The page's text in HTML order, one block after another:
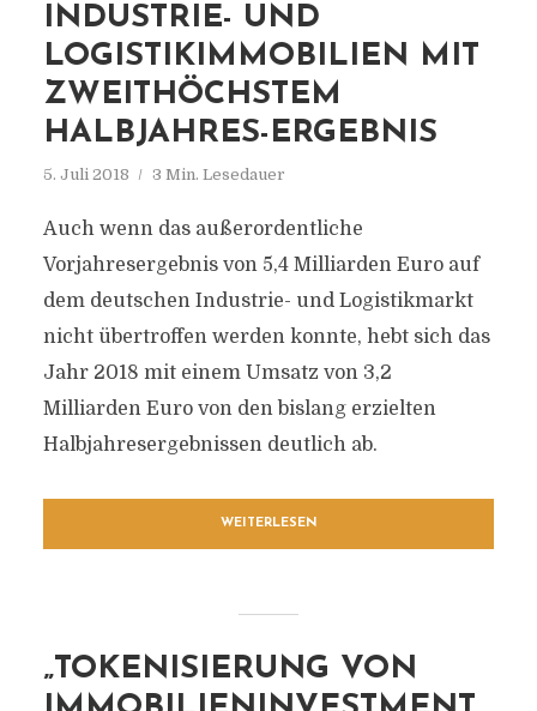
INDUSTRIE- UND
LOGISTIKIMMOBILIEN MIT
ZWEITHÖCHSTEM
HALBJAHRES-ERGEBNIS
5. Juli 2018 3 Min. Lesedauer
Auch wenn das außerordentliche
Vorjahresergebnis von 5,4 Milliarden Euro auf
dem deutschen Industrie- und Logistikmarkt
nicht übertroffen werden konnte, hebt sich das
Jahr 2018 mit einem Umsatz von 3,2
Milliarden Euro von den bislang erzielten
Halbjahresergebnissen deutlich ab.
WEITERLESEN
„TOKENISIERUNG VON